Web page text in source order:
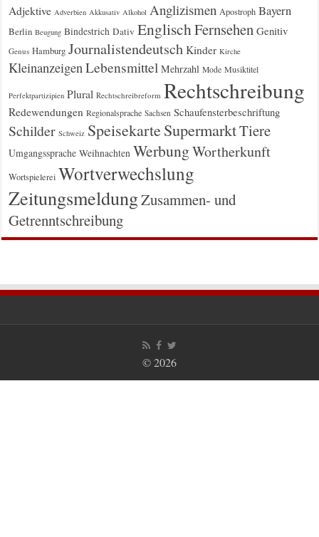
Adjektive Adverbien Akkusativ Alkohol Anglizismen Apostroph Bayern
Berlin Beugung Bindestrich Dativ EnglischFernsehen Genitiv
Genus Hamburg Journalistendeutsch Kinder Kirche
KleinanzeigenLebensmittel Mehrzahl Mode Musiktitel
Perfektpartizipien Plural Rechtschreibreform Rechtschreibung
Redewendungen Regionalsprache Sachsen Schaufensterbeschriftung
Schilder Schweiz Speisekarte SupermarktTiere
Umgangssprache Weihnachten WerbungWortherkunft
Wortspielerei Wortverwechslung
ZeitungsmeldungZusammen- und
Getrenntschreibung
© 2026